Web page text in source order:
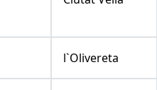
l`Olivereta